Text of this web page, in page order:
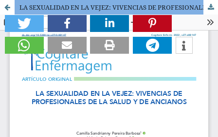
LA SEXUALIDAD EN LA VEJEZ: VIVENCIAS DE PROFESIONALES DE LA SALUD Y DE ANCIANOS